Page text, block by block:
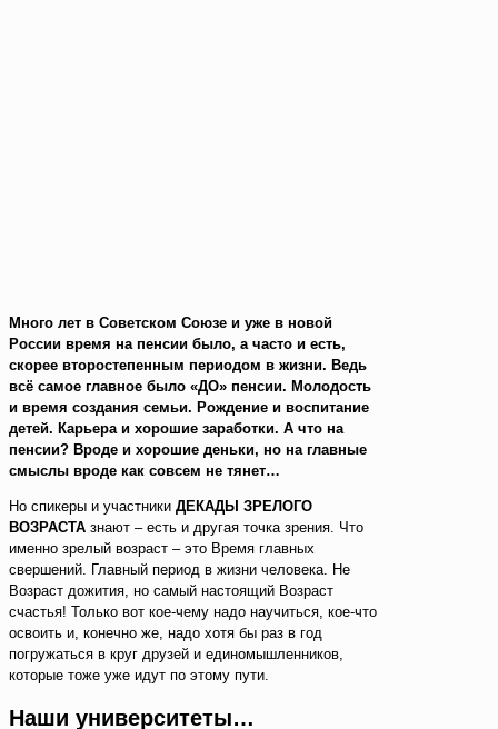
Много лет в Советском Союзе и уже в новой
России время на пенсии было, а часто и есть,
скорее второстепенным периодом в жизни. Ведь
всё самое главное было «ДО» пенсии. Молодость
и время создания семьи. Рождение и воспитание
детей. Карьера и хорошие заработки. А что на
пенсии? Вроде и хорошие деньки, но на главные
смыслы вроде как совсем не тянет…
Но спикеры и участники ДЕКАДЫ ЗРЕЛОГО
ВОЗРАСТА знают – есть и другая точка зрения. Что
именно зрелый возраст – это Время главных
свершений. Главный период в жизни человека. Не
Возраст дожития, но самый настоящий Возраст
счастья! Только вот кое-чему надо научиться, кое-что
освоить и, конечно же, надо хотя бы раз в год
погружаться в круг друзей и единомышленников,
которые тоже уже идут по этому пути.
Наши университеты…